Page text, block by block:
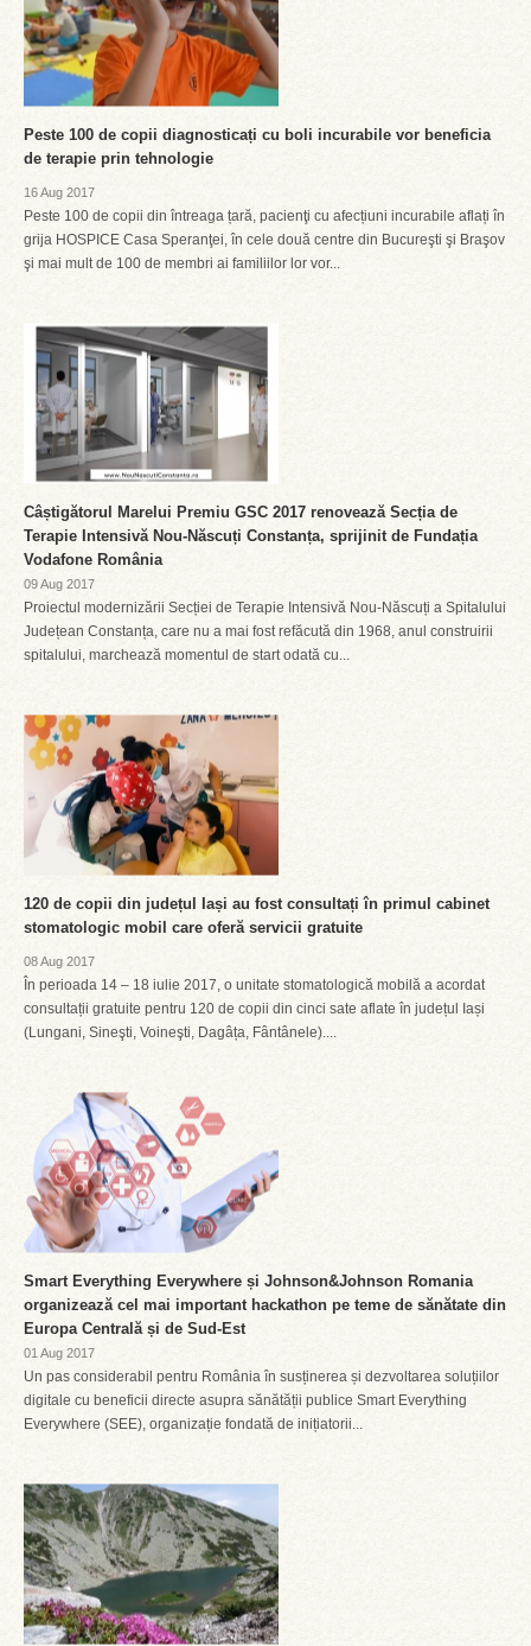
Peste 100 de copii diagnosticați cu boli incurabile vor beneficia
de terapie prin tehnologie
16 Aug 2017
Peste 100 de copii din întreaga țară, pacienţi cu afecțiuni incurabile aflați în
grija HOSPICE Casa Speranţei, în cele două centre din Bucureşti şi Braşov
şi mai mult de 100 de membri ai familiilor lor vor...
Câștigătorul Marelui Premiu GSC 2017 renovează Secția de
Terapie Intensivă Nou-Născuți Constanța, sprijinit de Fundația
Vodafone România
09 Aug 2017
Proiectul modernizării Secției de Terapie Intensivă Nou-Născuți a Spitalului
Județean Constanța, care nu a mai fost refăcută din 1968, anul construirii
spitalului, marchează momentul de start odată cu...
120 de copii din județul Iași au fost consultați în primul cabinet
stomatologic mobil care oferă servicii gratuite
08 Aug 2017
În perioada 14 – 18 iulie 2017, o unitate stomatologică mobilă a acordat
consultații gratuite pentru 120 de copii din cinci sate aflate în județul Iași
(Lungani, Sineşti, Voineşti, Dagâța, Fântânele)....
Smart Everything Everywhere și Johnson&Johnson Romania
organizează cel mai important hackathon pe teme de sănătate din
Europa Centrală și de Sud-Est
01 Aug 2017
Un pas considerabil pentru România în susținerea și dezvoltarea soluțiilor
digitale cu beneficii directe asupra sănătății publice Smart Everything
Everywhere (SEE), organizație fondată de inițiatorii...